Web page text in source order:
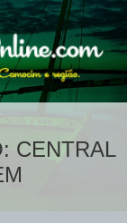
CENTRAL